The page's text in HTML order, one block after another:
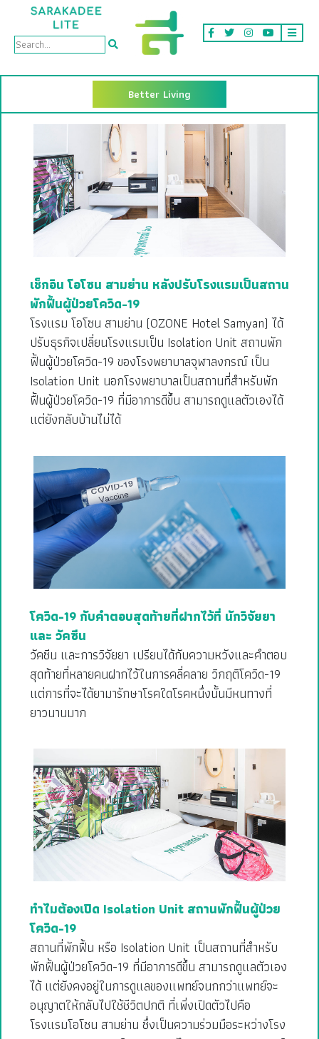
Better Living
เช็กอิน โอโซน สามย่าน หลังปรับโรงแรมเป็นสถาน
พักฟื้นผู้ป่วยโควิด-19
โรงแรม โอโซน สามย่าน (OZONE Hotel Samyan) ได้
ปรับธุรกิจเปลี่ยนโรงแรมเป็น Isolation Unit สถานพัก
ฟื้นผู้ป่วยโควิด-19 ของโรงพยาบาลจุฬาลงกรณ์ เป็น
Isolation Unit นอกโรงพยาบาลเป็นสถานที่สำหรับพัก
ฟื้นผู้ป่วยโควิด-19 ที่มีอาการดีขึ้น สามารถดูแลตัวเองได้
แต่ยังกลับบ้านไม่ได้
โควิด-19 กับคำตอบสุดท้ายที่ฝากไว้ที่ นักวิจัยยา
และ วัคซีน
วัคซีน และการวิจัยยา เปรียบได้กับความหวังและคำตอบ
สุดท้ายที่หลายคนฝากไว้ในการคลี่คลาย วิกฤติโควิด-19
แต่การที่จะได้ยามารักษาโรคใดโรคหนึ่งนั้นมีหนทางที่
ยาวนานมาก
ทำไมต้องเปิด Isolation Unit สถานพักฟื้นผู้ป่วย
โควิด-19
สถานที่พักฟื้น หรือ Isolation Unit เป็นสถานที่สำหรับ
พักฟื้นผู้ป่วยโควิด-19 ที่มีอาการดีขึ้น สามารถดูแลตัวเอง
ได้ แต่ยังคงอยู่ในการดูแลของแพทย์จนกกว่าแพทย์จะ
อนุญาตให้กลับไปใช้ชีวิตปกติ ที่เพิ่งเปิดตัวไปคือ
โรงแรมโอโซน สามย่าน ซึ่งเป็นความร่วมมือระหว่างโรง